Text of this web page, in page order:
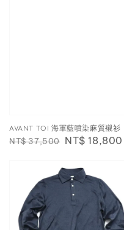
AVANT TOI 海軍藍噴染麻質襯衫
Regular
NT$ 37,500 Sale
NT$ 18,800